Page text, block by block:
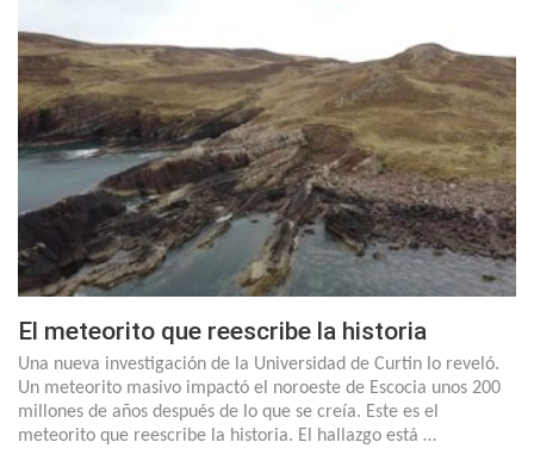
El meteorito que reescribe la historia
Una nueva investigación de la Universidad de Curtin lo reveló.
Un meteorito masivo impactó el noroeste de Escocia unos 200
millones de años después de lo que se creía. Este es el
meteorito que reescribe la historia. El hallazgo está …